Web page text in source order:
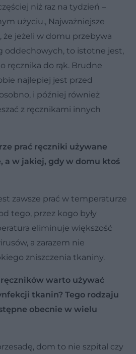
niż raz na tydzień –
użyciu., Najważniejsze
że jeżeli w domu przebywa
oddechowych, to istotne jest,
ręcznika do rąk. Brudne
najlepiej jest przed
i później również
z ręcznikami innych
prać ręczniki używane
a w jakiej, gdy w domu ktoś
zawsze prać w temperaturze
tego, przez kogo były
eliminuje większość
a zarazem nie
zniszczenia tkaniny.
ręczników warto używać
tkanin? Tego rodzaju
obecnie w wielu
dom to nie szpital czy